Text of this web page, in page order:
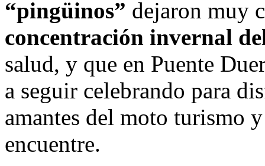
“pingüinos” dejaron muy
concentración invernal
salud, y que en Puente
a seguir celebrando para
amantes del moto turismo
encuentre.